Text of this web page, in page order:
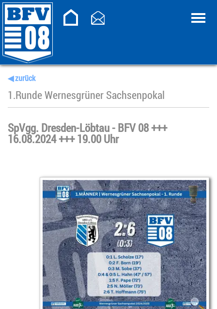
◀ zurück
1.Runde Wernesgrüner Sachsenpokal
SpVgg. Dresden-Löbtau - BFV 08 +++
16.08.2024 +++ 19.00 Uhr